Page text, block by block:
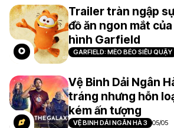
Trailer tràn ngập
đồ ăn ngon mắt
hình Garfield
GARFIELD: MÈO BÉO SIÊU QUẬY
Vệ Binh Dải Ngân
tráng nhưng hỗn
kém ấn tượng
VỆ BINH DẢI NGÂN HÀ 3 05/05